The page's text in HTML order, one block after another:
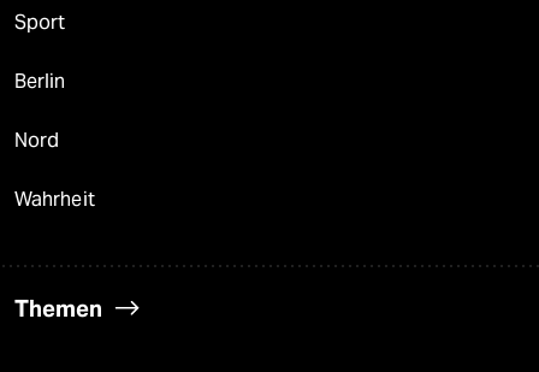
Sport
Berlin
Nord
Wahrheit
Themen